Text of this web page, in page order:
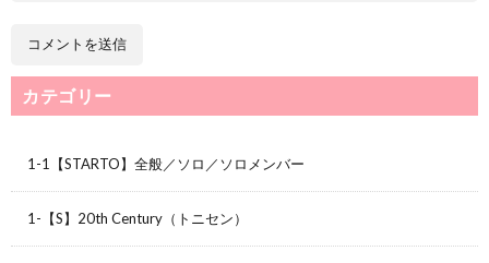
カテゴリー
1-1【STARTO】全般／ソロ／ソロメンバー
1-【S】20th Century（トニセン）